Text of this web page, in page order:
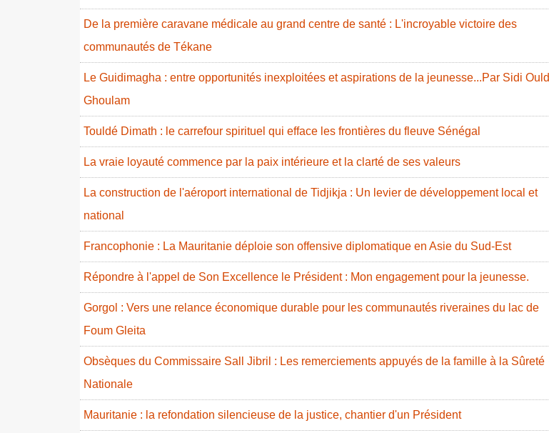
De la première caravane médicale au grand centre de santé : L'incroyable victoire des
communautés de Tékane
Le Guidimagha : entre opportunités inexploitées et aspirations de la jeunesse...Par Sidi Ould
Ghoulam
Touldé Dimath : le carrefour spirituel qui efface les frontières du fleuve Sénégal
La vraie loyauté commence par la paix intérieure et la clarté de ses valeurs
La construction de l'aéroport international de Tidjikja : Un levier de développement local et
national
Francophonie : La Mauritanie déploie son offensive diplomatique en Asie du Sud-Est
Répondre à l'appel de Son Excellence le Président : Mon engagement pour la jeunesse.
Gorgol : Vers une relance économique durable pour les communautés riveraines du lac de
Foum Gleita
Obsèques du Commissaire Sall Jibril : Les remerciements appuyés de la famille à la Sûreté
Nationale
Mauritanie : la refondation silencieuse de la justice, chantier d'un Président